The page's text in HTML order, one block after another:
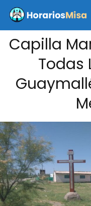
Capilla
Todas